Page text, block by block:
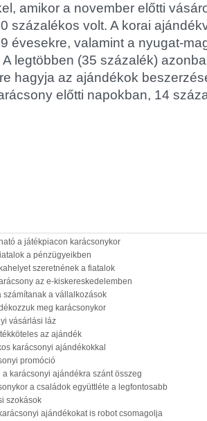
amikor a november előtti
százalékos volt. A korai
évesekre, valamint a nyugat-
legtöbben (35 százalék)
hagyja az ajándékok
előtti napokban, 14
a játékpiacon karácsonykor
a pénzügyeikben
szeretnének a fiatalok
az e-kiskereskedelemben
a vállalkozások
meg karácsonykor
vásárlási láz
az ajándék
karácsonyi ajándékokkal
promóció
karácsonyi ajándékra szánt összeg
a családok együttléte a legfontosabb
szokások
ajándékokat is robot csomagolja